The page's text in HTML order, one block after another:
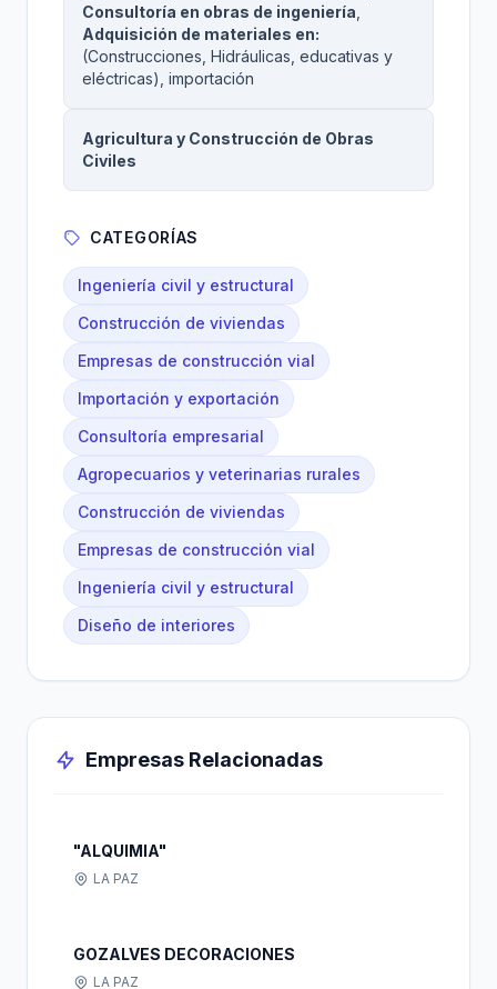
Consultoría en obras de ingeniería
Adquisición de materiales en:
(Construcciones, Hidráulicas, educativas y
eléctricas), importación
Agricultura y Construcción de Obras
Civiles
CATEGORÍAS
Ingeniería civil y estructural
Construcción de viviendas
Empresas de construcción vial
Importación y exportación
Consultoría empresarial
Agropecuarios y veterinarias rurales
Construcción de viviendas
Empresas de construcción vial
Ingeniería civil y estructural
Diseño de interiores
Empresas Relacionadas
"ALQUIMIA"
LA PAZ
GOZALVES DECORACIONES
LA PAZ